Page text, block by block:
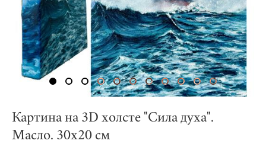
Картина на 3D холсте "Сила духа".
Масло. 30х20 см